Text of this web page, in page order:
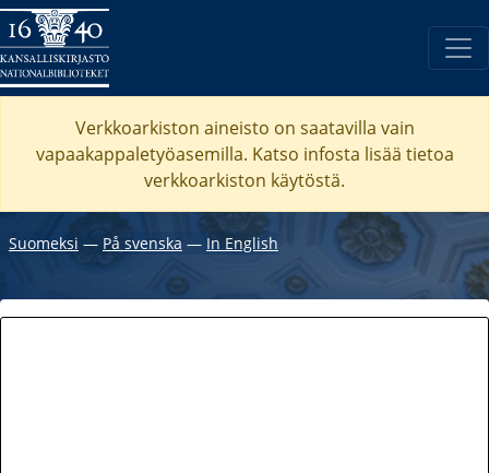
Verkkoarkiston aineisto on saatavilla vain
vapaakappaletyöasemilla. Katso infosta lisää tietoa
verkkoarkiston käytöstä.
Suomeksi ― På svenska ― In English